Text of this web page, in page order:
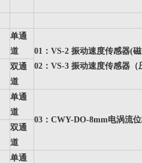
单通
道
01：VS-2 振动速度传感器(
02：VS-3 振动速度传感器（
双通
道
单通
道
03：CWY-DO-8mm电涡流
双通
道
单通